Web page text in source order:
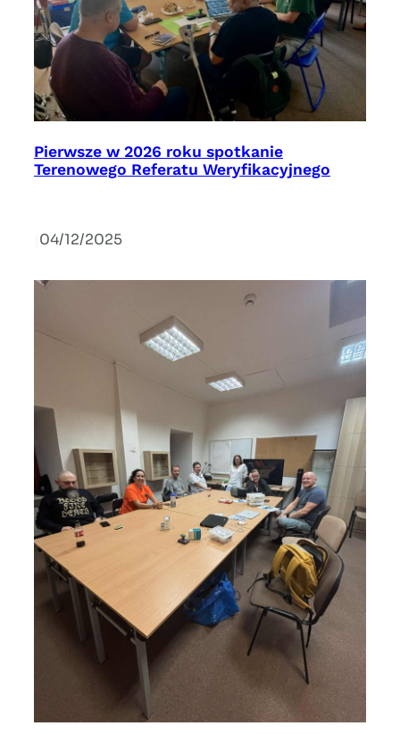
Pierwsze w 2026 roku spotkanie
Terenowego Referatu Weryfikacyjnego
04/12/2025